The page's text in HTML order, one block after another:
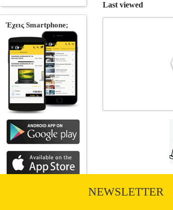
Last viewed
•TRACER στην
εκδρομή ή απλά κατά
φακός είναι ιδανικός
φορτίσει τη συσκευή
περιστάσεις. Μπορεί
NEWSLETTER